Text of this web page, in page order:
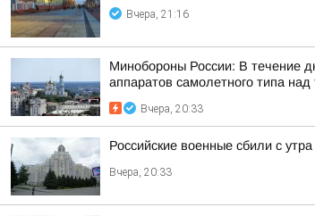
Вчера, 21:16
Минобороны России: В течение
аппаратов самолетного типа
Вчера, 20:33
Российские военные сбили с
Вчера, 20:33